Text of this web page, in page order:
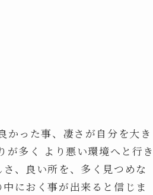
かった事、凄さが自分を大き
が多く より悪い環境へと行
、良い所を、多く見つめな
におく事が出来ると信じま